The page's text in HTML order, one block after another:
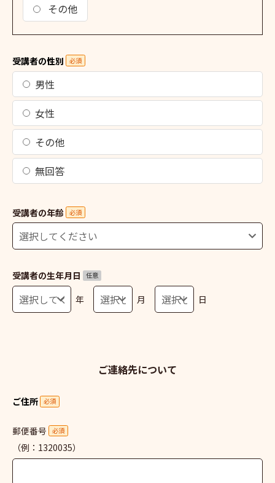
その他
受講者の性別 必須
男性
女性
その他
無回答
受講者の年齢 必須
受講者の生年月日 任意
年 月 日
ご連絡先について
ご住所 必須
郵便番号 必須
（例：1320035）